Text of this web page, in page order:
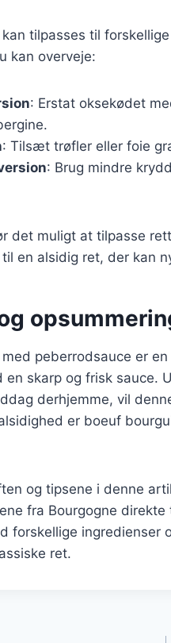
tilpasses til
kan overveje:
: Erstat oksekødet
: Tilsæt trøfler eller foie
: Brug mindre
det muligt at tilpasse
en alsidig ret, der kan
peberrodsauce er
en skarp og frisk sauce.
derhjemme, vil
er boeuf
og tipsene i denne
fra Bourgogne
forskellige
ret.